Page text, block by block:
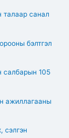
талаар санал
бэлтгэл
салбарын 105
ажиллагааны
сэлгэн